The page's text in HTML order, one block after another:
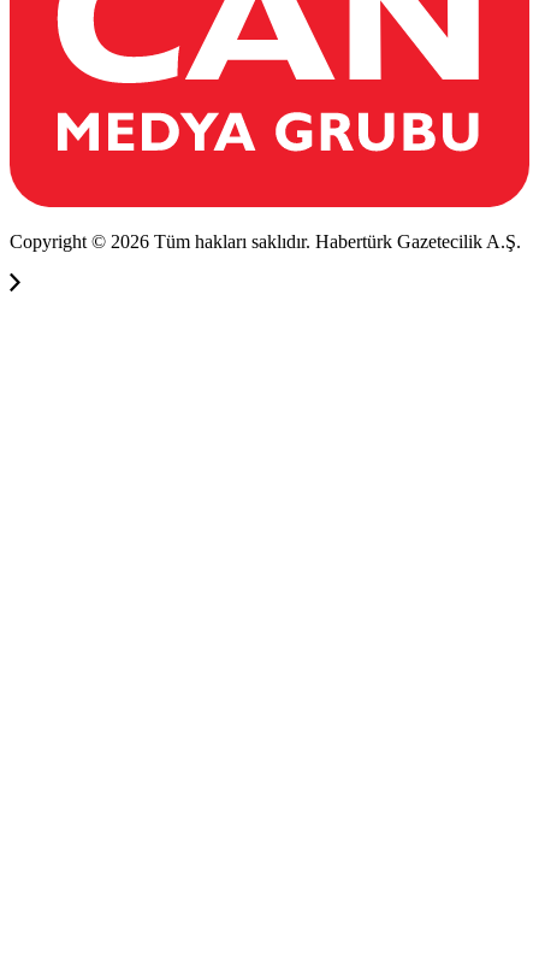
Copyright © 2026 Tüm hakları saklıdır. Habertürk Gazetecilik A.Ş.